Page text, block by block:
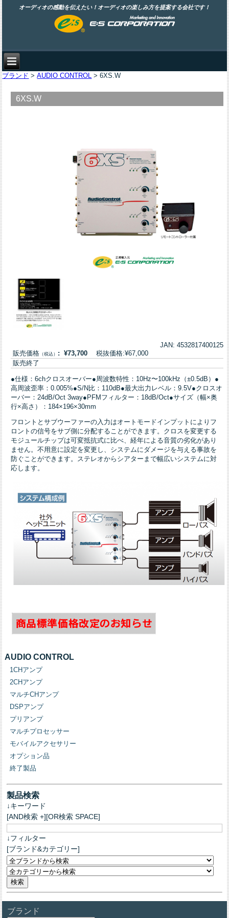
オーディオの感動を伝えたい！オーディオの楽しみ方を提案する会社です！
ブランド >AUDIO CONTROL > 6XS.W
6XS.W
JAN: 4532817400125
販売価格 （税込） : ¥73,700 税抜価格:¥67,000
販売終了
●仕様：6chクロスオーバー●周波数特性：10Hz〜100kHz（±0.5dB）●
高周波歪率：0.005%●S/N比：110dB●最大出力レベル：9.5V●クロスオ
ーバー：24dB/Oct 3way●PFMフィルター：18dB/Oct●サイズ（幅×奥
行×高さ）：184×196×30mm
フロントとサブウーファーの入力はオートモードインプットによりフ
ロントの信号をサブ側に分配することができます。クロスを変更する
モジュールチップは可変抵抗式に比べ、経年による音質の劣化があり
ません。不用意に設定を変更し、システムにダメージを与える事故を
防ぐことができます。ステレオからシアターまで幅広いシステムに対
応します。
AUDIO CONTROL
1CHアンプ
2CHアンプ
マルチCHアンプ
DSPアンプ
プリアンプ
マルチプロセッサー
モバイルアクセサリー
オプション品
終了製品
製品検索
↓キーワード
[AND検索 +][OR検索 SPACE]
↓フィルター
[ブランド&カテゴリー]
ブランド